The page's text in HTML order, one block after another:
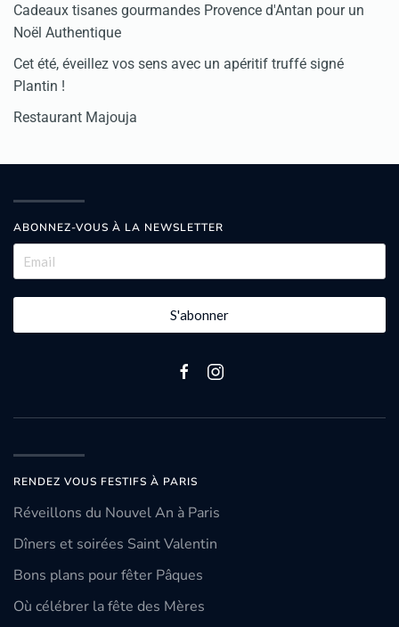
Cadeaux tisanes gourmandes Provence d'Antan pour un
Noël Authentique
Cet été, éveillez vos sens avec un apéritif truffé signé
Plantin !
Restaurant Majouja
ABONNEZ-VOUS À LA NEWSLETTER
S'abonner
RENDEZ VOUS FESTIFS À PARIS
Réveillons du Nouvel An à Paris
Dîners et soirées Saint Valentin
Bons plans pour fêter Pâques
Où célébrer la fête des Mères